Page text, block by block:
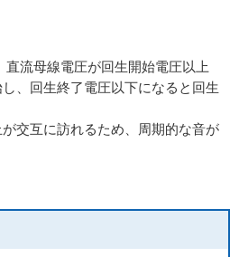
直流母線電圧が回生開始電圧以上
、回生終了電圧以下になると回生
交互に訪れるため、周期的な音が